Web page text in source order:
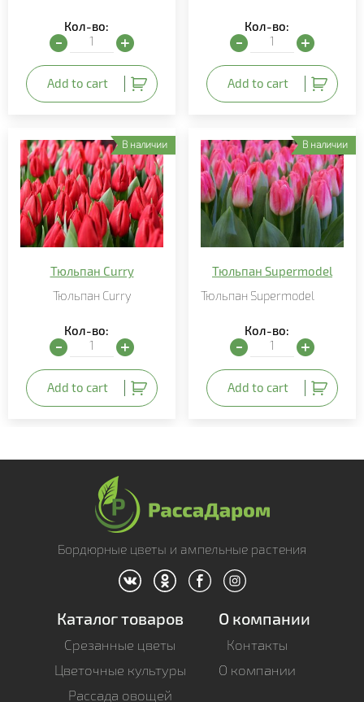
Кол-во:
Тюльпан Roman Empire quantity
Add to cart
Кол-во:
Тюльпан Columbus
Add to cart
В наличии
Тюльпан Curry
Тюльпан Curry
Кол-во:
Тюльпан Curry quantity
Add to cart
В наличии
Тюльпан Supermodel
Тюльпан Supermodel
Кол-во:
Тюльпан Supermodel
Add to cart
Бордюрные цветы и ампельные растения
Каталог товаров
Срезанные цветы
Цветочные культуры
Рассада овощей
О компании
Контакты
О компании